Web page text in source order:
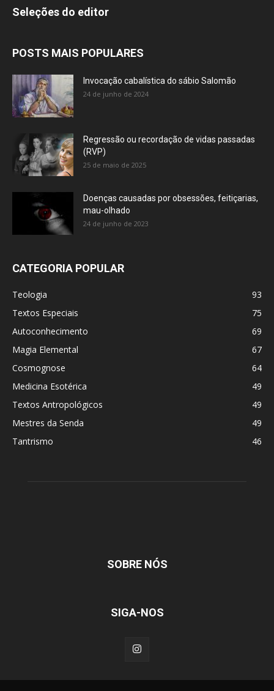
Seleções do editor
POSTS MAIS POPULARES
Invocação cabalística do sábio Salomão
24 de junho de 2024
Regressão ou recordação de vidas passadas
(RVP)
25 de maio de 2025
Doenças causadas por obsessões, feitiçarias,
mau-olhado
24 de junho de 2023
CATEGORIA POPULAR
Teologia
93
Textos Especiais
75
Autoconhecimento
69
Magia Elemental
67
Cosmognose
64
Medicina Esotérica
49
Textos Antropológicos
49
Mestres da Senda
49
Tantrismo
46
SOBRE NÓS
SIGA-NOS